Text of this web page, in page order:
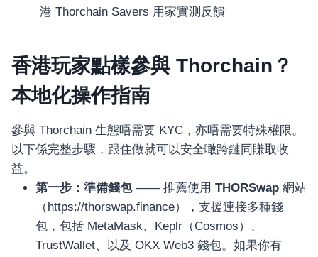
港 Thorchain Savers 用家實測反饋
香港玩家點樣參與 Thorchain？
本地化操作指南
參與 Thorchain 生態唔需要 KYC，亦唔需要特殊權限。
以下係完整步驟，跟住做就可以安全噉跨鏈同賺取收
益。
第一步：準備錢包—— 推薦使用 THORSwap 網站
（https://thorswap.finance），支援連接多種錢
包，包括 MetaMask、Keplr（Cosmos）、
TrustWallet、以及 OKX Web3 錢包。如果你有